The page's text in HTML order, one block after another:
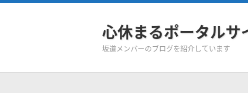
心休まるポータルサ
坂道メンバーのブログを紹介しています